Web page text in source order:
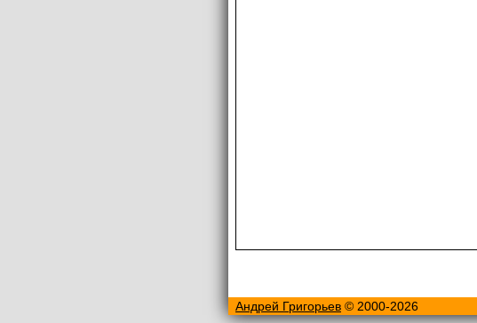
Андрей Григорьев © 2000-2026